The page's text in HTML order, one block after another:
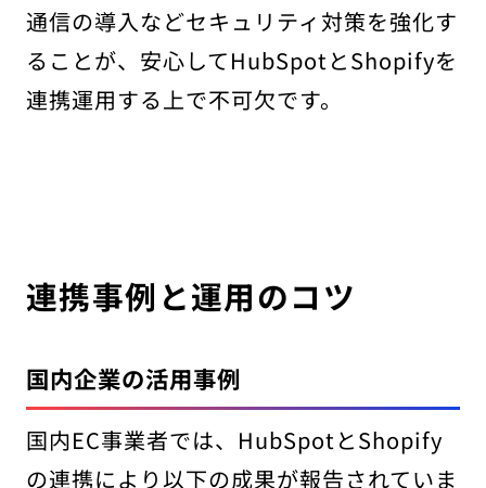
通信の導入などセキュリティ対策を強化す
ることが、安心してHubSpotとShopifyを
連携運用する上で不可欠です。
連携事例と運用のコツ
国内企業の活用事例
国内EC事業者では、HubSpotとShopify
の連携により以下の成果が報告されていま